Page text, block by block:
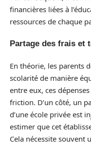
financières liées à
ressources de chaque
Partage des frais et
En théorie, les parents
scolarité de manière
entre eux, ces
friction. D’un côté, un
d’une école privée est
estimer que cet
Cela nécessite